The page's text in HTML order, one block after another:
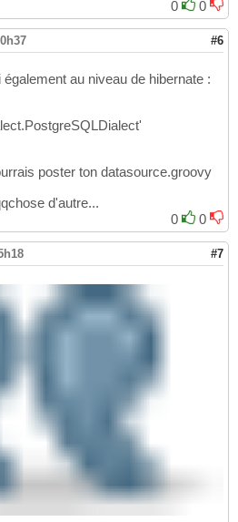
0
0
#6
au niveau de hibernate :
poster ton datasource.groovy
d'autre...
0
0
#7